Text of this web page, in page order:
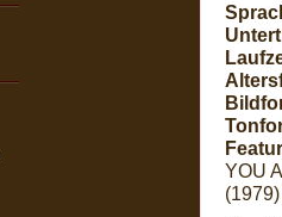
YOU
(1979)